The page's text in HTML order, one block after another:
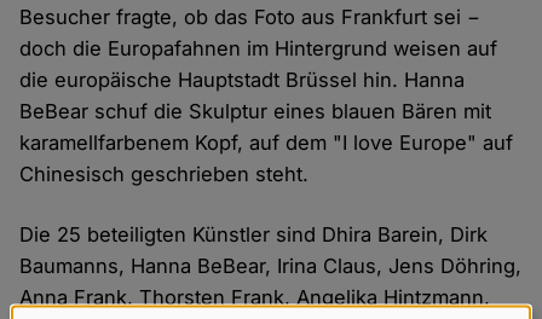
Besucher fragte, ob das Foto aus Frankfurt sei −
doch die Europafahnen im Hintergrund weisen auf
die europäische Hauptstadt Brüssel hin. Hanna
BeBear schuf die Skulptur eines blauen Bären mit
karamellfarbenem Kopf, auf dem "I love Europe" auf
Chinesisch geschrieben steht.
Die 25 beteiligten Künstler sind Dhira Barein, Dirk
Baumanns, Hanna BeBear, Irina Claus, Jens Döhring,
Anna Frank, Thorsten Frank, Angelika Hintzmann,